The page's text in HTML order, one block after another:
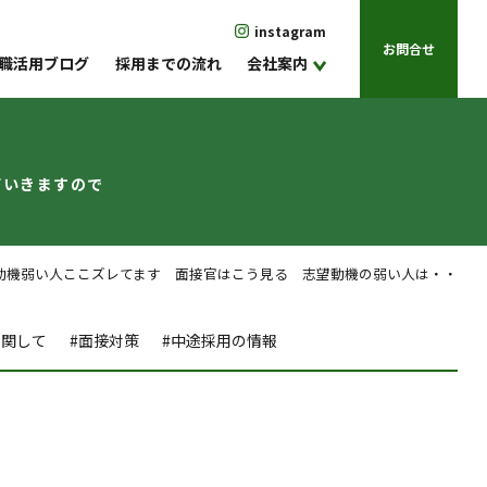
instagram
活用ブログ 採用までの流れ 会社案内
お問合せ
きますので
い人ここズレてます 面接官はこう見る 志望動機の弱い人は・・
して #面接対策 #中途採用の情報